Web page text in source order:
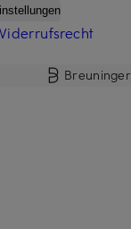
Breuninger